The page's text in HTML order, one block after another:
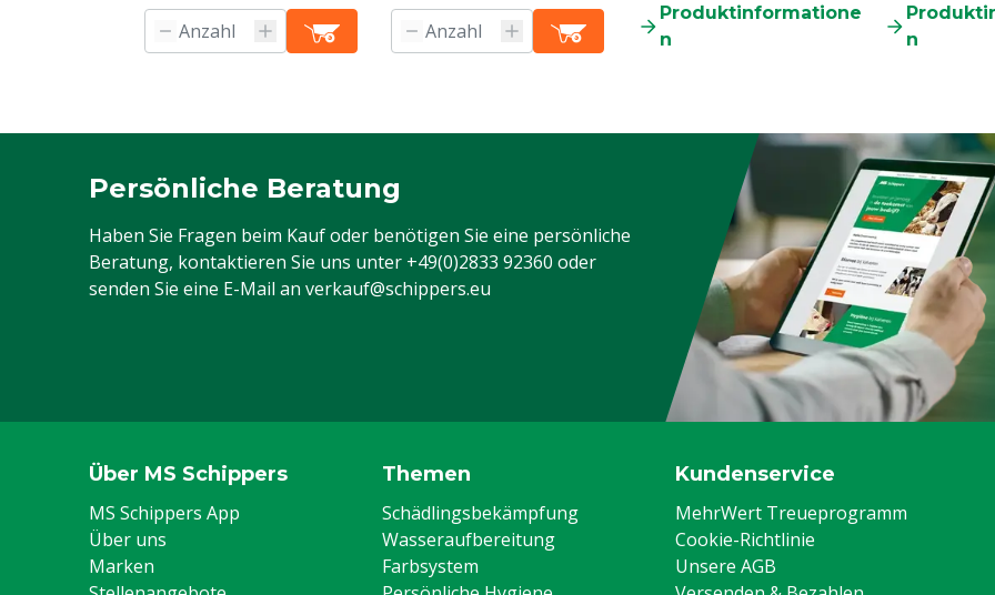
Produktionsdatum, keine
Garantie auf Verschleißteile
Wartung
Rutschfeste Laufsohle
Tierarten
Rindvieh, Schweine,
Geflügel, Schafe, Ziegen,
Typ Nummer
CA61631
Größe (UK)
10.5
Produktinformatione
n
n
Persönliche Beratung
Haben Sie Fragen beim Kauf oder benötigen Sie eine persönliche
Beratung, kontaktieren Sie uns unter +49(0)2833 92360 oder
senden Sie eine E-Mail an verkauf@schippers.eu
Über MS Schippers
MS Schippers App
Über uns
Marken
Themen
Schädlingsbekämpfung
Wasseraufbereitung
Farbsystem
Kundenservice
MehrWert Treueprogramm
Cookie-Richtlinie
Unsere AGB